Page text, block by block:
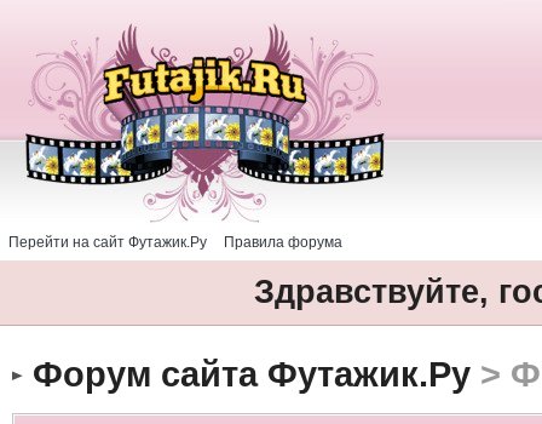
Перейти на сайт Футажик.Ру Правила форума
Здравствуйте,
Форум сайта Футажик.Ру>